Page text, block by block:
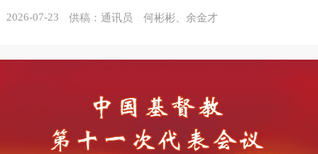
2026-07-23 供稿：通讯员 何彬彬、余金才